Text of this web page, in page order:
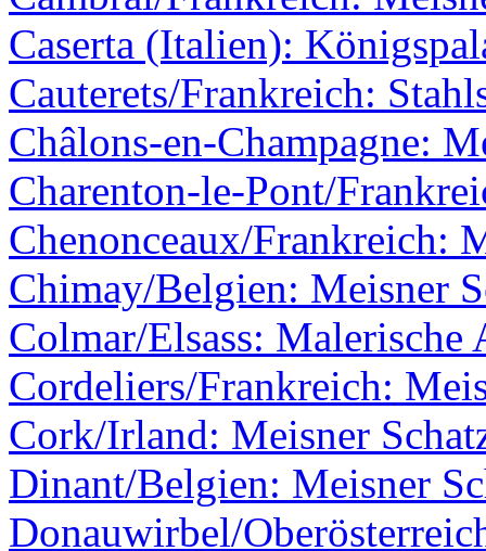
Caserta (Italien):
Cauterets/Frankreich:
Châlons-en-Champagne:
Charenton-le-Pont/
Chenonceaux/Frankreich:
Chimay/Belgien: Meisner
Colmar/Elsass: Malerische
Cordeliers/Frankreich:
Cork/Irland: Meisner
Dinant/Belgien: Meisner
Donauwirbel/